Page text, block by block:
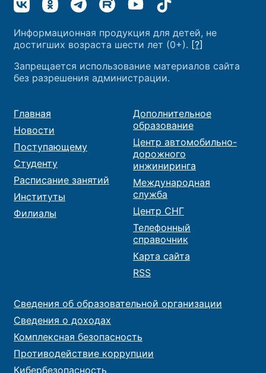
Информационная продукция для детей, не
достигших возраста шести лет (0+). [?]
Запрещается использование материалов сайта
без разрешения администрации.
Главная
Новости
Поступающему
Студенту
Расписание занятий
Институты
Филиалы
Дополнительное
образование
Центр автомобильно-
дорожного
инжиниринга
Международная
служба
Центр СНГ
Телефонный
справочник
Карта сайта
RSS
Сведения об образовательной организации
Сведения о доходах
Комплексная безопасность
Противодействие коррупции
Кибербезопасность